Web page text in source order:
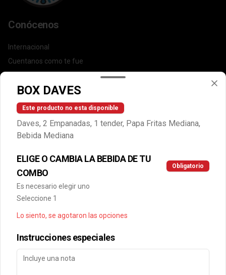
Conócenos
Internacional
Cuentanos como te fue
Trabaja con nosotros
Escríbenos por WhatsApp: +56950183243
Locales
Política de privacidad
Redes sociales
Facebook
Mi cuenta
BOX DAVES
Este producto no esta disponible
Daves, 2 Empanadas, 1 tender, Papa Fritas Mediana,
Bebida Mediana
ELIGE O CAMBIA LA BEBIDA DE TU
COMBO
Obligatorio
Es necesario elegir uno
Seleccione 1
Lo siento, se agotaron las opciones
Instrucciones especiales